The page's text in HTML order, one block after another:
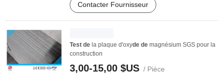
Contacter Fournisseur
Test de la plaque d'oxyde de magnésium SGS pour la
construction
3,00-15,00 $US / Pièce